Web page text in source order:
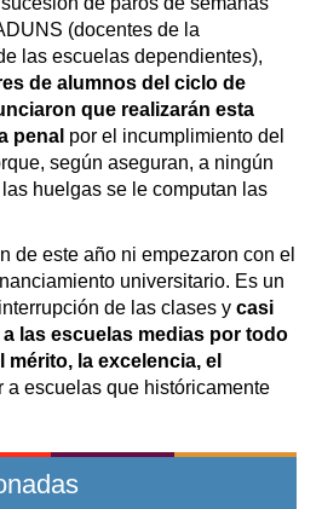
(docentes de la
las escuelas dependientes),
de alumnos del ciclo de
que realizarán esta
penal por el incumplimiento del
según aseguran, a ningún
huelgas se le computan las
de este año ni empezaron con el
universitario. Es un
de las clases y casi
las escuelas medias por todo
mérito, la excelencia, el
a escuelas que históricamente